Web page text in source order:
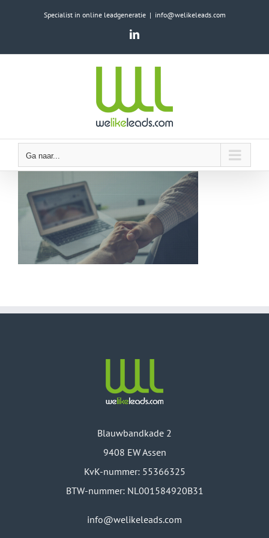
Specialist in online leadgeneratie | info@welikeleads.com
LinkedIn
Ga naar...
Blauwbandkade 2
9408 EW Assen
KvK-nummer: 55366325
BTW-nummer: NL001584920B31
info@welikeleads.com